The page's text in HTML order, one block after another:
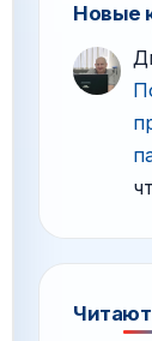
Новые